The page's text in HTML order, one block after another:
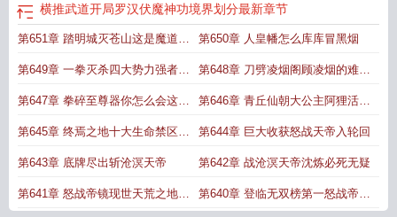
趣阁
局罗汉伏魔神功百度百科横推武道开局罗汉伏魔神功女主横推武道开局罗汉伏
文免费
横推武道开局罗汉伏魔神功TXT 横推武道开局罗汉伏魔神功横推武道 起
点横推武道开局罗汉伏魔神功 落日余晖
横推武道开局罗汉伏魔神功境界划分最新章节
第651章 踏明城灭苍山这是魔道至
宝万魂幡
第650章 人皇幡怎么库库冒黑烟
第649章 一拳灭杀四大势力强者奖
励人皇幡
第648章 刀劈凌烟阁顾凌烟的难言
之隐
第647章 拳碎至尊器你怎么会这么
强
第646章 青丘仙朝大公主阿狸活着
走出第一凶坟
第645章 终焉之地十大生命禁区第
一凶坟
第644章 巨大收获怒战天帝入轮回
第643章 底牌尽出斩沧溟天帝 第642章 战沧溟天帝沈炼必死无疑
第641章 怒战帝镜现世天荒之地各 第640章 登临无双榜第一怒战帝墓